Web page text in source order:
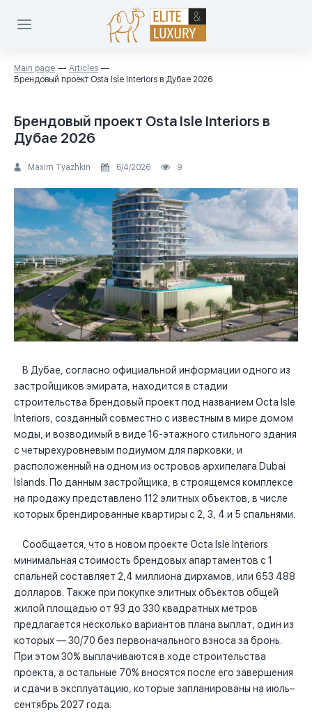
Main page
Articles
Брендовый проект Osta Isle Interiors в Дубае 2026
Брендовый проект Osta Isle Interiors в
Дубае 2026
Maxim Tyazhkin 6/4/2026 9
В Дубае, согласно официальной информации одного из
застройщиков эмирата, находится в стадии
строительства брендовый проект под названием Octa Isle
Interiors, созданный совместно с известным в мире домом
моды, и возводимый в виде 16-этажного стильного здания
с четырехуровневым подиумом для парковки, и
расположенный на одном из островов архипелага Dubai
Islands. По данным застройщика, в строящемся комплексе
на продажу представлено 112 элитных объектов, в числе
которых брендированные квартиры с 2, 3, 4 и 5 спальнями.
Сообщается, что в новом проекте Octa Isle Interiors
минимальная стоимость брендовых апартаментов с 1
спальней составляет 2,4 миллиона дирхамов, или 653 488
долларов. Также при покупке элитных объектов общей
жилой площадью от 93 до 330 квадратных метров
предлагается несколько вариантов плана выплат, один из
которых — 30/70 без первоначального взноса за бронь.
При этом 30% выплачиваются в ходе строительства
проекта, а остальные 70% вносятся после его завершения
и сдачи в эксплуатацию, которые запланированы на июль–
сентябрь 2027 года.